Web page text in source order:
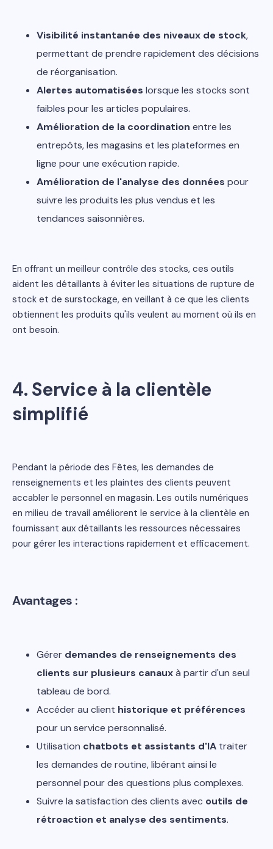
Visibilité instantanée des niveaux de stock,
permettant de prendre rapidement des décisions
de réorganisation.
Alertes automatisées lorsque les stocks sont
faibles pour les articles populaires.
Amélioration de la coordination entre les
entrepôts, les magasins et les plateformes en
ligne pour une exécution rapide.
Amélioration de l'analyse des données pour
suivre les produits les plus vendus et les
tendances saisonnières.
En offrant un meilleur contrôle des stocks, ces outils
aident les détaillants à éviter les situations de rupture de
stock et de surstockage, en veillant à ce que les clients
obtiennent les produits qu'ils veulent au moment où ils en
ont besoin.
4. Service à la clientèle
simplifié
Pendant la période des Fêtes, les demandes de
renseignements et les plaintes des clients peuvent
accabler le personnel en magasin. Les outils numériques
en milieu de travail améliorent le service à la clientèle en
fournissant aux détaillants les ressources nécessaires
pour gérer les interactions rapidement et efficacement.
Avantages :
Gérer demandes de renseignements des
clients sur plusieurs canauxà partir d'un seul
tableau de bord.
Accéder au client historique et préférences
pour un service personnalisé.
Utilisation chatbots et assistants d'IA traiter
les demandes de routine, libérant ainsi le
personnel pour des questions plus complexes.
Suivre la satisfaction des clients avec outils de
rétroaction et analyse des sentiments.